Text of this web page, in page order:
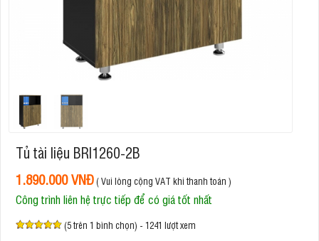
Tủ tài liệu BRI1260-2B
1.890.000 VNĐ( Vui lòng cộng VAT khi thanh toán )
Công trình liên hệ trực tiếp để có giá tốt nhất
(5 trên 1 bình chọn) - 1241 lượt xem